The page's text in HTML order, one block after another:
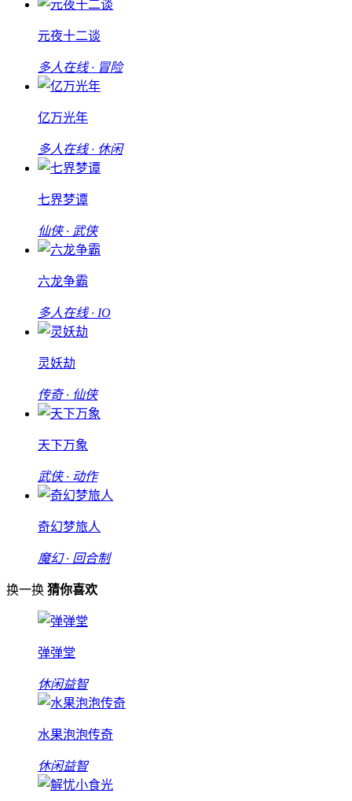
元夜十二谈
多人在线 · 冒险
亿万光年
多人在线 · 休闲
七界梦谭
仙侠 · 武侠
六龙争霸
多人在线 · IO
灵妖劫
传奇 · 仙侠
天下万象
武侠 · 动作
奇幻梦旅人
魔幻 · 回合制
换一换 猜你喜欢
弹弹堂
休闲益智
水果泡泡传奇
休闲益智